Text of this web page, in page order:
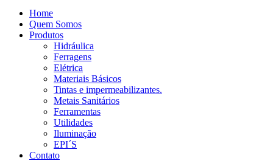
Home
Quem Somos
Produtos
Hidráulica
Ferragens
Elétrica
Materiais Básicos
Tintas e impermeabilizantes.
Metais Sanitários
Ferramentas
Utilidades
Iluminação
EPI´S
Contato